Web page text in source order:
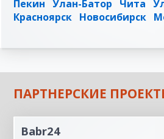
Пекин Улан-Батор Чита
Красноярск Новосибирск
ПАРТНЕРСКИЕ
Babr24